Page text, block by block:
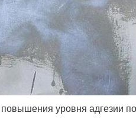
уровня адгезии